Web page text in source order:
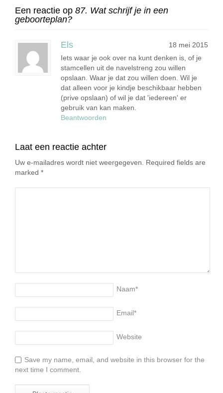
Een reactie op 87. Wat schrijf je in een
geboorteplan?
Els
18 mei 2015
Iets waar je ook over na kunt denken is, of je
stamcellen uit de navelstreng zou willen
opslaan. Waar je dat zou willen doen. Wil je
dat alleen voor je kindje beschikbaar hebben
(prive opslaan) of wil je dat 'iedereen' er
gebruik van kan maken.
Beantwoorden
Laat een reactie achter
Uw e-mailadres wordt niet weergegeven. Required fields are
marked *
Naam*
Email*
Website
Save my name, email, and website in this browser for the
next time I comment.